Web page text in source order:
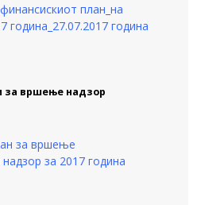
план_на
година_27.07.2017 година
за вршење надзор
за вршење
за 2017 година